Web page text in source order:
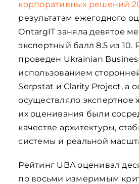
корпоративных решений
результатам ежегодного
OntargIT заняла девятое
экспертный балл 8.5 из 10.
проведен Ukrainian
использованием
Serpstat и Clarity Project, а
осуществляло
их оценивания были
качестве архитектуры,
системы и реальной
Рейтинг UBA оценивал
по восьми измеримым